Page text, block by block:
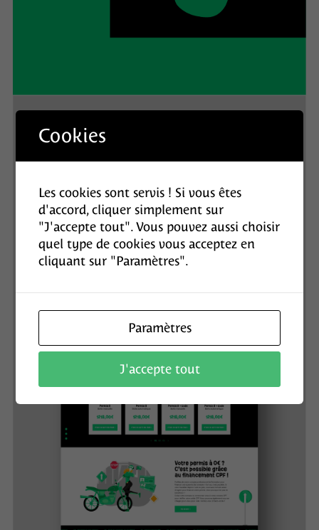
Cookies
Les cookies sont servis ! Si vous êtes
d'accord, cliquer simplement sur
"J'accepte tout". Vous pouvez aussi choisir
quel type de cookies vous acceptez en
cliquant sur "Paramètres".
Paramètres
J'accepte tout